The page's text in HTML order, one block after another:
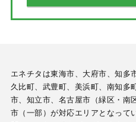
エネチタは東海市、大府市、知多
久比町、武豊町、美浜町、南知多
市、知立市、名古屋市（緑区・南
市（一部）が対応エリアとなって